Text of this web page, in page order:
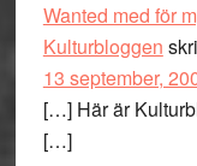
Wanted med för
Kulturbloggen
13 september,
[…] Här är
[…]